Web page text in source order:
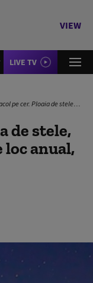
VIEW
LIVE TV
Ploaia de stele, numită Perseidele, are loc anual, în luna august
de stele,
loc anual,